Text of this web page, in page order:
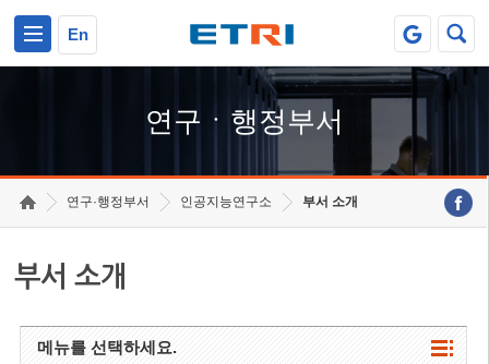
En
연구ㆍ행정부서
연구·행정부서 인공지능연구소 부서 소개
부서 소개
메뉴를 선택하세요.